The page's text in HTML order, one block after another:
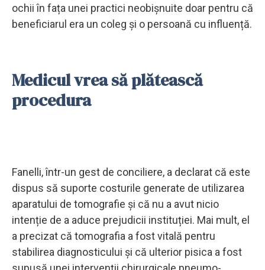
ochii în fața unei practici neobișnuite doar pentru că
beneficiarul era un coleg și o persoană cu influență.
Medicul vrea să plătească
procedura
Fanelli, într-un gest de conciliere, a declarat că este
dispus să suporte costurile generate de utilizarea
aparatului de tomografie și că nu a avut nicio
intenție de a aduce prejudicii instituției. Mai mult, el
a precizat că tomografia a fost vitală pentru
stabilirea diagnosticului și că ulterior pisica a fost